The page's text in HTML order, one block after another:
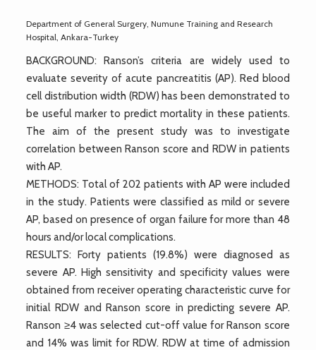
Department of General Surgery, Numune Training and Research
Hospital, Ankara-Turkey
BACKGROUND: Ranson’s criteria are widely used to
evaluate severity of acute pancreatitis (AP). Red blood
cell distribution width (RDW) has been demonstrated to
be useful marker to predict mortality in these patients.
The aim of the present study was to investigate
correlation between Ranson score and RDW in patients
with AP.
METHODS: Total of 202 patients with AP were included
in the study. Patients were classified as mild or severe
AP, based on presence of organ failure for more than 48
hours and/or local complications.
RESULTS: Forty patients (19.8%) were diagnosed as
severe AP. High sensitivity and specificity values were
obtained from receiver operating characteristic curve for
initial RDW and Ranson score in predicting severe AP.
Ranson ≥4 was selected cut-off value for Ranson score
and 14% was limit for RDW. RDW at time of admission